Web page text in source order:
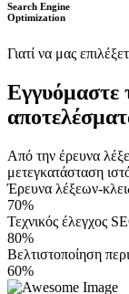
Search Engine
Optimization
Γιατί να μας
Εγγυόμαστε
Από την έρευνα
μετεγκατάσταση
Έρευνα λέξεων-
70%
Τεχνικός έλεγχος
80%
Βελτιστοποίηση
60%